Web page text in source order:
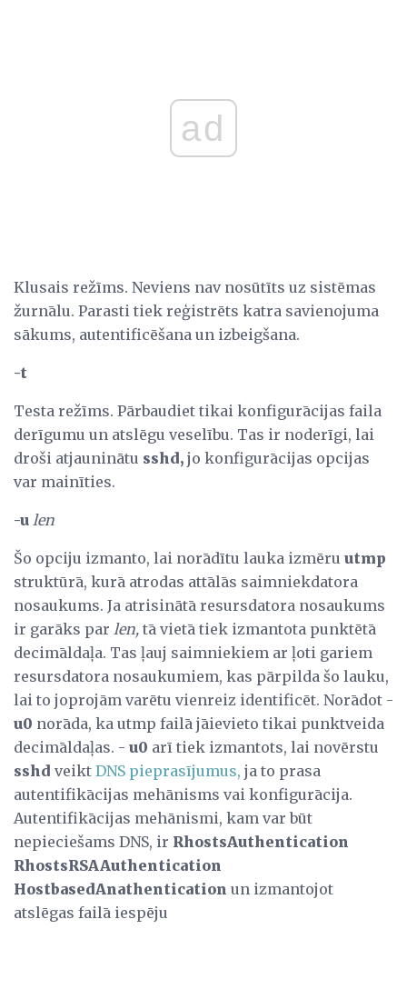
ad
Klusais režīms. Neviens nav nosūtīts uz sistēmas
žurnālu. Parasti tiek reģistrēts katra savienojuma
sākums, autentificēšana un izbeigšana.
-t
Testa režīms. Pārbaudiet tikai konfigurācijas faila
derīgumu un atslēgu veselību. Tas ir noderīgi, lai
droši atjauninātu sshd, jo konfigurācijas opcijas
var mainīties.
-u len
Šo opciju izmanto, lai norādītu lauka izmēru utmp
struktūrā, kurā atrodas attālās saimniekdatora
nosaukums. Ja atrisinātā resursdatora nosaukums
ir garāks par len, tā vietā tiek izmantota punktētā
decimāldaļa. Tas ļauj saimniekiem ar ļoti gariem
resursdatora nosaukumiem, kas pārpilda šo lauku,
lai to joprojām varētu vienreiz identificēt. Norādot -
u0 norāda, ka utmp failā jāievieto tikai punktveida
decimāldaļas. - u0 arī tiek izmantots, lai novērstu
sshd veikt DNS pieprasījumus, ja to prasa
autentifikācijas mehānisms vai konfigurācija.
Autentifikācijas mehānismi, kam var būt
nepieciešams DNS, ir RhostsAuthentication
RhostsRSAAuthentication
HostbasedAnathentication un izmantojot
atslēgas failā iespēju